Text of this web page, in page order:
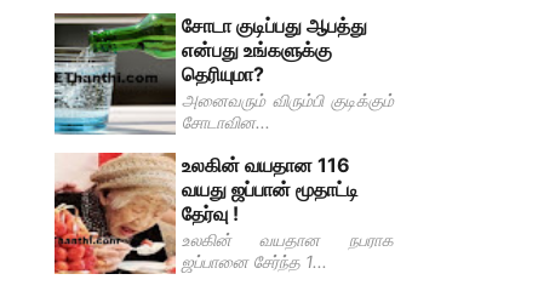
சோடா குடிப்பது ஆபத்து
என்பது உங்களுக்கு
தெரியுமா?
அனைவரும் விரும்பி குடிக்கும்
சோடாவின...
உலகின் வயதான 116
வயது ஜப்பான் மூதாட்டி
தேர்வு !
உலகின் வயதான நபராக
ஜப்பானை சேர்ந்த 1...